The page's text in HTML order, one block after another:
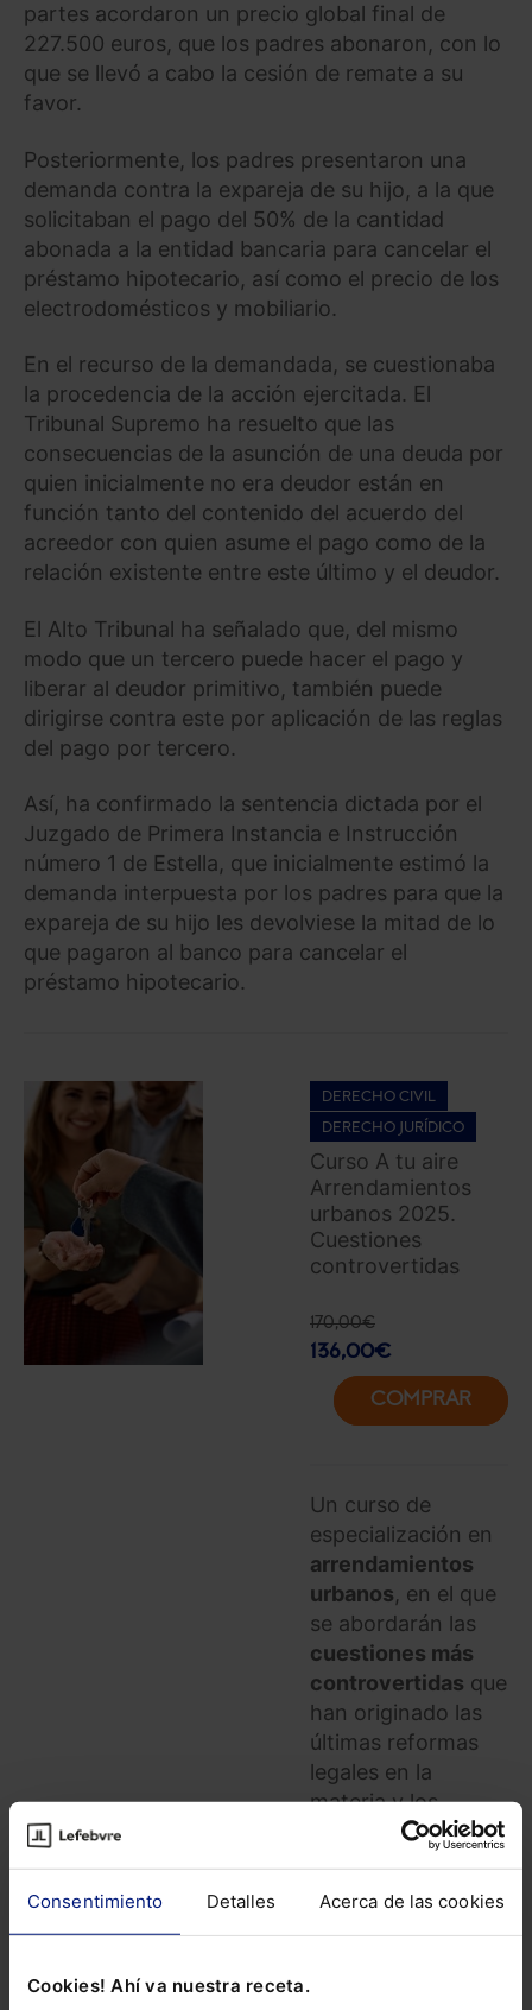
Consentimiento Detalles Acerca de las cookies
Cookies! Ahí va nuestra receta.
partes acordaron un precio global final de
227.500 euros, que los padres abonaron, con lo
que se llevó a cabo la cesión de remate a su
favor.
Posteriormente, los padres presentaron una
demanda contra la expareja de su hijo, a la que
solicitaban el pago del 50% de la cantidad
abonada a la entidad bancaria para cancelar el
préstamo hipotecario, así como el precio de los
electrodomésticos y mobiliario.
En el recurso de la demandada, se cuestionaba
la procedencia de la acción ejercitada. El
Tribunal Supremo ha resuelto que las
consecuencias de la asunción de una deuda por
quien inicialmente no era deudor están en
función tanto del contenido del acuerdo del
acreedor con quien asume el pago como de la
relación existente entre este último y el deudor.
El Alto Tribunal ha señalado que, del mismo
modo que un tercero puede hacer el pago y
liberar al deudor primitivo, también puede
dirigirse contra este por aplicación de las reglas
del pago por tercero.
Así, ha confirmado la sentencia dictada por el
Juzgado de Primera Instancia e Instrucción
número 1 de Estella, que inicialmente estimó la
demanda interpuesta por los padres para que la
expareja de su hijo les devolviese la mitad de lo
que pagaron al banco para cancelar el
préstamo hipotecario.
DERECHO CIVIL
DERECHO JURÍDICO
Curso A tu aire
Arrendamientos
urbanos 2025.
Cuestiones
controvertidas
170,00€
136,00€
COMPRAR
Un curso de
especialización en
arrendamientos
urbanos, en el que
se abordarán las
cuestiones más
controvertidas que
han originado las
últimas reformas
legales en la
materia y los
a tener en cuenta